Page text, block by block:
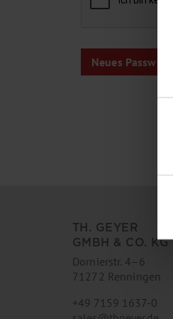
TH. GEYER
GMBH & CO. KG
Dornierstr. 4–6
71272 Renningen
+49 7159 1637-0